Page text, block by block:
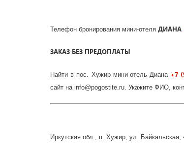
Телефон бронирования мини-отеля ДИАНА
ЗАКАЗ БЕЗ ПРЕДОПЛАТЫ
Найти в пос. Хужир мини-отель Диана +7
сайт на info@pogostite.ru. Укажите ФИО,
Иркутская обл., п. Хужир, ул. Байкальская,